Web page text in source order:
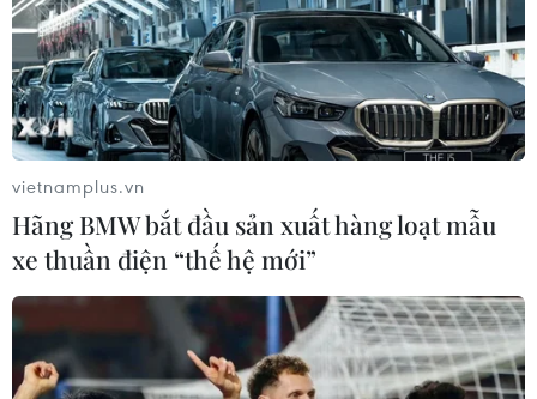
Đồng USD trước bước ngoặt do đồng
yen mạnh lên và số liệu việc làm Mỹ
06/08/2026 05:14
Lãi suất ngân hàng ngày 6/8: Kỳ hạn
3 tháng đang được mức lãi suất tối đa
vietnamplus.vn
Hãng BMW bắt đầu sản xuất hàng loạt mẫu
xe thuần điện “thế hệ mới”